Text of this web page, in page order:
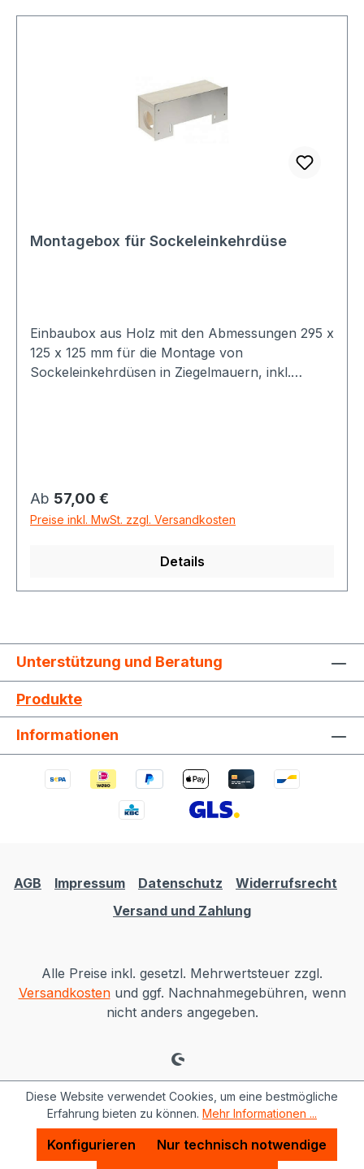
Montagebox für Sockeleinkehrdüse
Einbaubox aus Holz mit den Abmessungen 295 x
125 x 125 mm für die Montage von
Sockeleinkehrdüsen in Ziegelmauern, inkl.
ausschliesslich für die Verwendung bei
Sockeleinkehrdüsen mit Luftabgang nach oben
geeignet (zB Sockeleinkehrdüse oder
Regulärer Preis:
Ab 57,00 €
Preise inkl. MwSt. zzgl. Versandkosten
Details
Unterstützung und Beratung
Produkte
Informationen
AGB Impressum Datenschutz
Widerrufsrecht
Versand und Zahlung
Alle Preise inkl. gesetzl. Mehrwertsteuer zzgl.
Versandkostenund ggf. Nachnahmegebühren, wenn
nicht anders angegeben.
Diese Website verwendet Cookies, um eine bestmögliche
Erfahrung bieten zu können. Mehr Informationen ...
Nur technisch notwendige
Konfigurieren